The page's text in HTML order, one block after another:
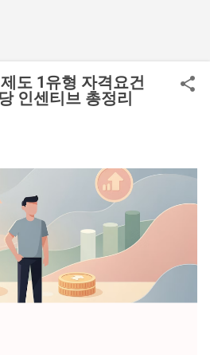
도 1유형 자격요건
인센티브 총정리